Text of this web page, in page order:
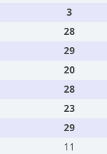
3
28
29
20
28
23
29
11